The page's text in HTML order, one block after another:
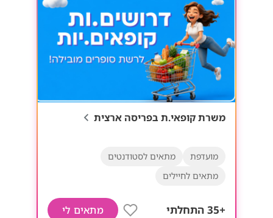
משרת קופאי.ת בפריסה ארצית
מועדפת
מתאים לסטודנטים
מתאים לחיילים
+35 התחלתי מתאים לי